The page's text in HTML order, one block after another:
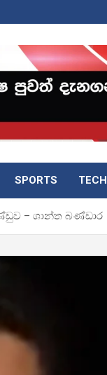
SPORTS TECH
– ශාන්ත බණ්ඩාර